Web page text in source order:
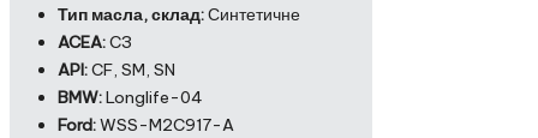
Тип масла, склад:Синтетичне
ACEA:C3
API:CF, SM, SN
BMW:Longlife-04
Ford:WSS-M2C917-A